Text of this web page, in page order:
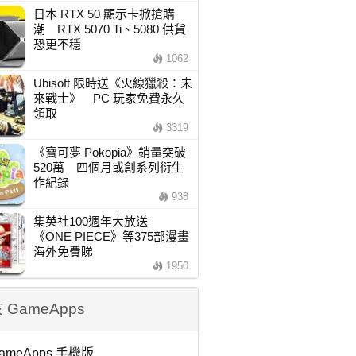
日本 RTX 50 顯示卡掀搶購
潮 RTX 5070 Ti、5080 供貨
恐更不穩
1062
Ubisoft 限時送《火線獵殺：未
來戰士》 PC 玩家免費永久
領取
3319
《寶可夢 Pokopia》銷量突破
520萬 四個月或創系列衍生
作紀錄
938
集英社100週年大放送
《ONE PIECE》等375部漫畫
海外免費睇
1950
GameApps
手機版